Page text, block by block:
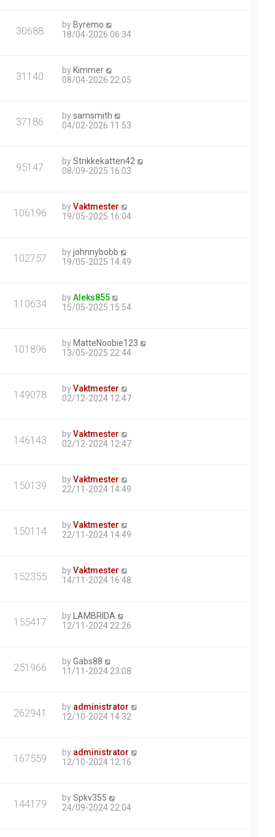
30688 by Byremo
18/04-2026 06:34
31140 by Kimmer
08/04-2026 22:05
37186 bysamsmith
04/02-2026 11:53
95147 byStrikkekatten42
08/09-2025 16:03
106196 byVaktmester
19/05-2025 16:04
102757 byjohnnybobb
19/05-2025 14:49
110634 byAleks855
15/05-2025 15:54
101896 by MatteNoobie123
13/05-2025 22:44
149078 byVaktmester
02/12-2024 12:47
146143 byVaktmester
02/12-2024 12:47
150139 byVaktmester
22/11-2024 14:49
150114 byVaktmester
22/11-2024 14:49
152355 byVaktmester
14/11-2024 16:48
155417 by
LAMBRIDA
12/11-2024 22:26
251966 byGabs88
11/11-2024 23:08
262941 by administrator
12/10-2024 14:32
167559 by administrator
12/10-2024 12:16
144179 bySpkv355
24/09-2024 22:04